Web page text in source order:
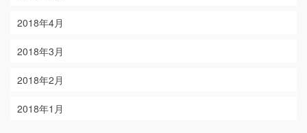
2018年4月
2018年3月
2018年2月
2018年1月